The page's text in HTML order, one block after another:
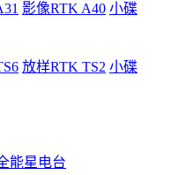
影像RTK A40 小碟
放样RTK TS2 小碟
能星电台